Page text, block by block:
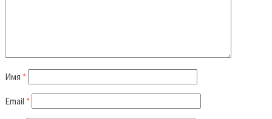
Имя *
Email *